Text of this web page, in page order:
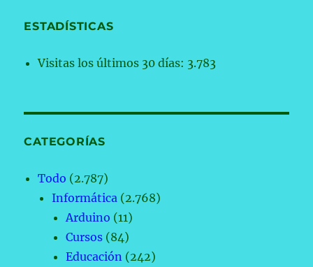
ESTADÍSTICAS
Visitas los últimos 30 días: 3.783
CATEGORÍAS
Todo (2.787)
Informática (2.768)
Arduino (11)
Cursos (84)
Educación (242)